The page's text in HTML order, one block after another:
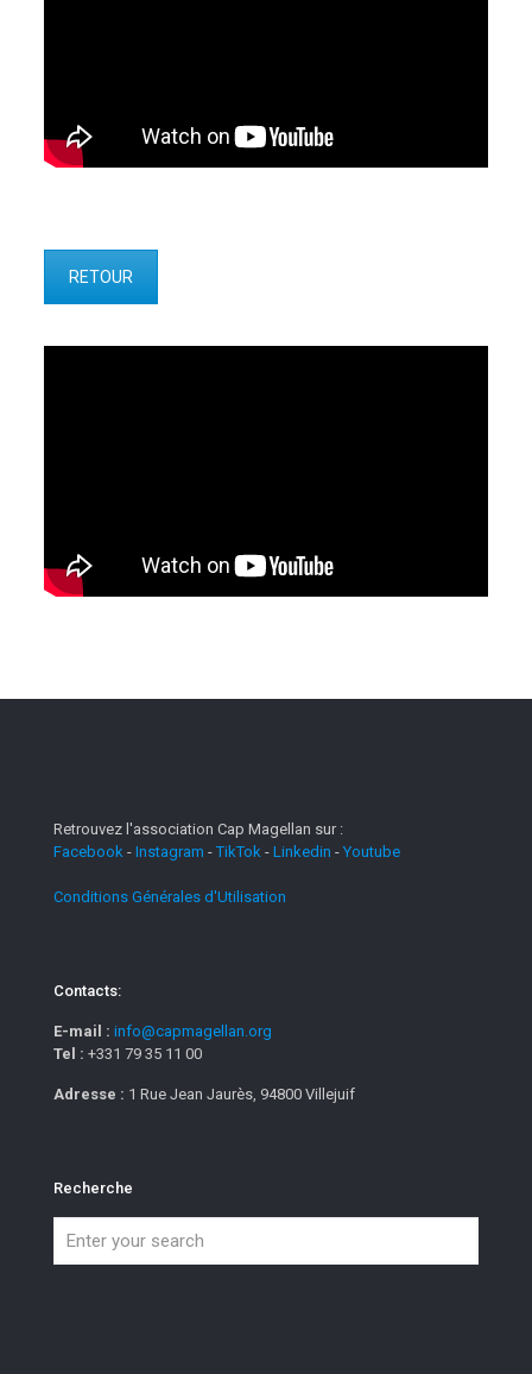
RETOUR
Retrouvez l'association Cap Magellan sur :
Facebook - Instagram -TikTok - Linkedin - Youtube
Conditions Générales d'Utilisation
Contacts:
E-mail : info@capmagellan.org
Tel : +331 79 35 11 00
Adresse : 1 Rue Jean Jaurès, 94800 Villejuif
Recherche